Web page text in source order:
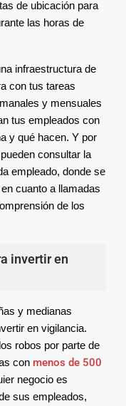
de ubicación para
las horas de
infraestructura de
con tus tareas
y mensuales
tus empleados con
y qué hacen. Y por
consultar la
empleado, donde se
cuanto a llamadas
de los
invertir en
y medianas
en vigilancia.
robos por parte de
con menos de 500
negocio es
sus empleados,